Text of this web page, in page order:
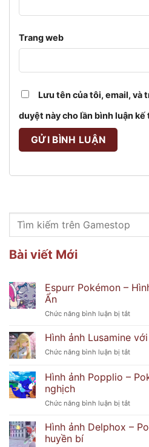
Trang web
Lưu tên của tôi, email, và
duyệt này cho lần bình luận kế
Bài viết Mới
Espurr Pokémon –
Ẩn
Chức năng bình luận bị tắtở
–
Hình
Dễ
Bí
Hình ảnh Lusamine
Chức năng bình luận bị tắtở
ảnh
thần
Hình ảnh Popplio –
nghịch
Chức năng bình luận bị tắtở
ảnh
Hình ảnh Delphox –
huyền bí